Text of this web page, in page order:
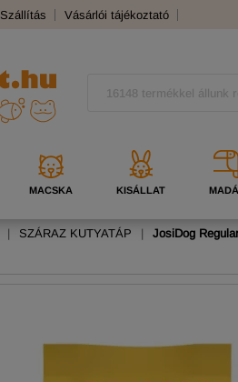
Szállítás Vásárlói tájékoztató
MACSKA KISÁLLAT
| SZÁRAZ KUTYATÁP | JosiDog